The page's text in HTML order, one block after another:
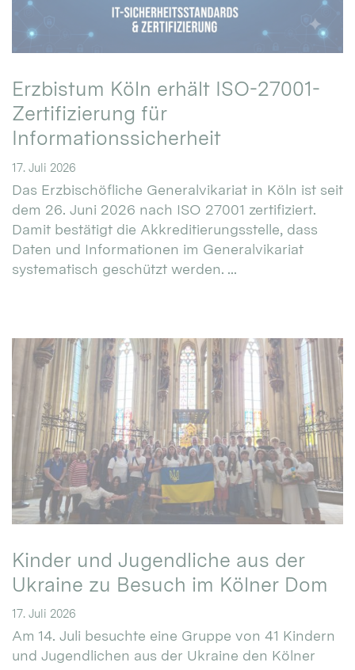
Erzbistum Köln erhält ISO-27001-
Zertifizierung für
Informationssicherheit
17. Juli 2026
Das Erzbischöfliche Generalvikariat in Köln ist seit
dem 26. Juni 2026 nach ISO 27001 zertifiziert.
Damit bestätigt die Akkreditierungsstelle, dass
Daten und Informationen im Generalvikariat
systematisch geschützt werden. ...
Kinder und Jugendliche aus der
Ukraine zu Besuch im Kölner Dom
17. Juli 2026
Am 14. Juli besuchte eine Gruppe von 41 Kindern
und Jugendlichen aus der Ukraine den Kölner